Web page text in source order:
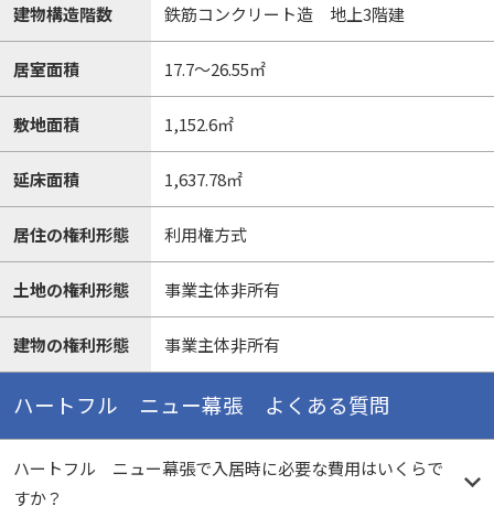
建物構造階数 鉄筋コンクリート造 地上3階建
居室面積 17.7～26.55㎡
敷地面積 1,152.6㎡
延床面積 1,637.78㎡
居住の権利形態 利用権方式
土地の権利形態 事業主体非所有
建物の権利形態 事業主体非所有
ハートフル ニュー幕張 よくある質問
ハートフル ニュー幕張で入居時に必要な費用はいくらで
すか？